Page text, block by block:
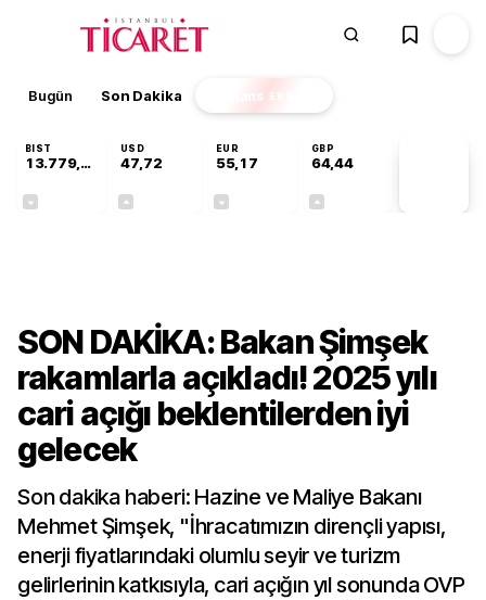
Bugün Son Dakika Finans EKSTRA
BIST
13.779,39
USD
47,72
EUR
55,17
GBP
64,44
SON DAKİKA: Bakan Şimşek
rakamlarla açıkladı! 2025 yılı
cari açığı beklentilerden iyi
gelecek
Son dakika haberi: Hazine ve Maliye Bakanı
Mehmet Şimşek, "İhracatımızın dirençli yapısı,
enerji fiyatlarındaki olumlu seyir ve turizm
gelirlerinin katkısıyla, cari açığın yıl sonunda OVP